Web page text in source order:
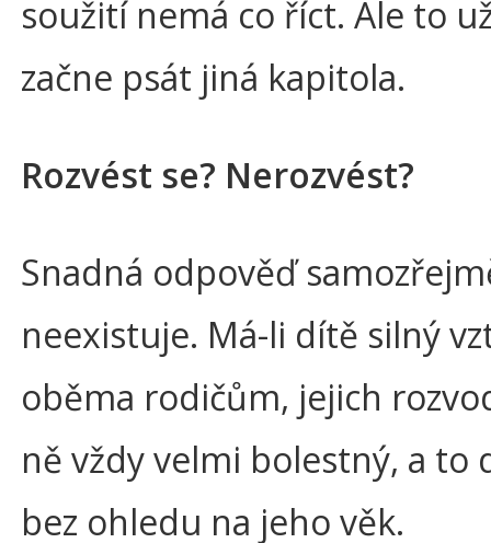
soužití nemá co říct. Ale to
začne psát jiná kapitola.
Rozvést se? Nerozvést?
Snadná odpověď
neexistuje. Má-li dítě silný
oběma rodičům, jejich
ně vždy velmi bolestný, a to
bez ohledu na jeho věk.